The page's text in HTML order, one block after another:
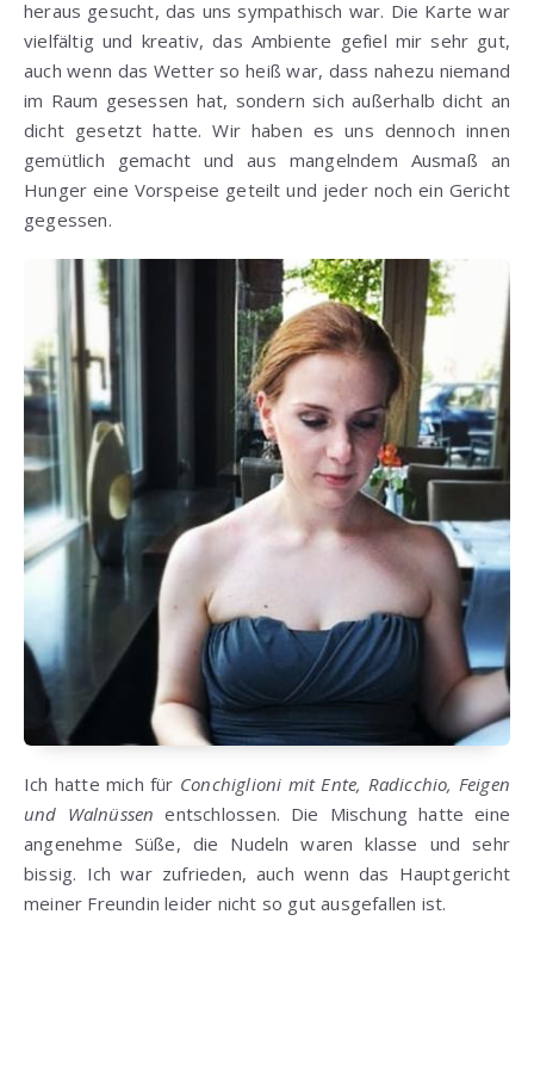
heraus gesucht, das uns sympathisch war. Die Karte war
vielfältig und kreativ, das Ambiente gefiel mir sehr gut,
auch wenn das Wetter so heiß war, dass nahezu niemand
im Raum gesessen hat, sondern sich außerhalb dicht an
dicht gesetzt hatte. Wir haben es uns dennoch innen
gemütlich gemacht und aus mangelndem Ausmaß an
Hunger eine Vorspeise geteilt und jeder noch ein Gericht
gegessen.
Ich hatte mich für Conchiglioni mit Ente, Radicchio, Feigen
und Walnüssen entschlossen. Die Mischung hatte eine
angenehme Süße, die Nudeln waren klasse und sehr
bissig. Ich war zufrieden, auch wenn das Hauptgericht
meiner Freundin leider nicht so gut ausgefallen ist.